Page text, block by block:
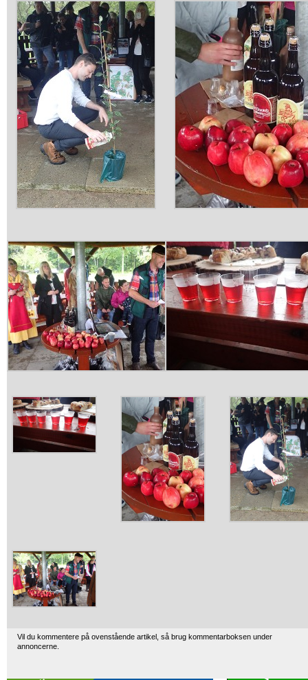
Vil du kommentere på ovenstående artikel, så brug kommentarboksen under
annoncerne.